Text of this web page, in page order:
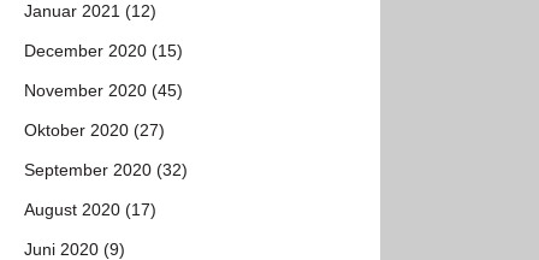
Januar 2021 (12)
December 2020 (15)
November 2020 (45)
Oktober 2020 (27)
September 2020 (32)
August 2020 (17)
Juni 2020 (9)